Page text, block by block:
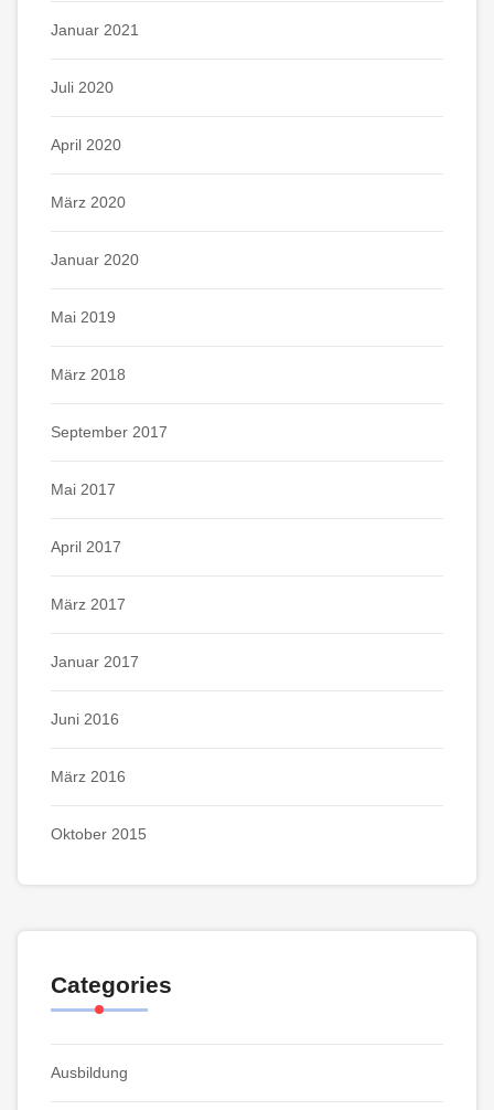
Januar 2021
Juli 2020
April 2020
März 2020
Januar 2020
Mai 2019
März 2018
September 2017
Mai 2017
April 2017
März 2017
Januar 2017
Juni 2016
März 2016
Oktober 2015
Categories
Ausbildung